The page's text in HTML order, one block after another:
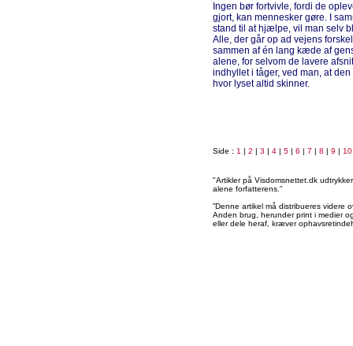
Ingen bør fortvivle, fordi de
gjort, kan mennesker gøre. I
stand til at hjælpe, vil man selv
Alle, der går op ad vejens
sammen af én lang kæde af
alene, for selvom de lavere
indhyllet i tåger, ved man, at
hvor lyset altid skinner.
Side : 1 | 2 | 3 | 4 | 5 | 6 | 7 | 8 | 9 | 10
"Artikler på Visdomsnettet.dk
alene forfatterens.”
”Denne artikel må distribueres videre
Anden brug, herunder print i medier
eller dele heraf, kræver